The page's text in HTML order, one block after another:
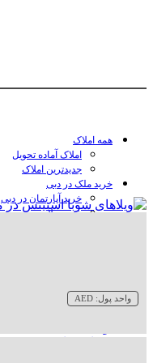
همه املاک
املاک آماده تحویل
جدیدترین املاک
خرید ملک در دبی
خرید آپارتمان در دبی
خرید ویلا در دبی
واحد پول: AED